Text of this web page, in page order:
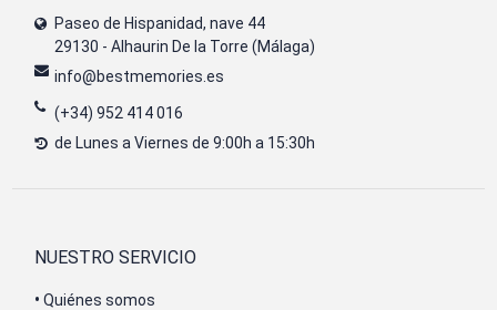
Paseo de Hispanidad, nave 44
29130 - Alhaurin De la Torre (Málaga)
info@bestmemories.es
(+34) 952 414 016
de Lunes a Viernes de 9:00h a 15:30h
NUESTRO SERVICIO
• Quiénes somos